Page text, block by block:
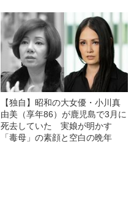
【独自】昭和の大女優・小川真
由美（享年86）が鹿児島で3月に
死去していた 実娘が明かす
「毒母」の素顔と空白の晩年